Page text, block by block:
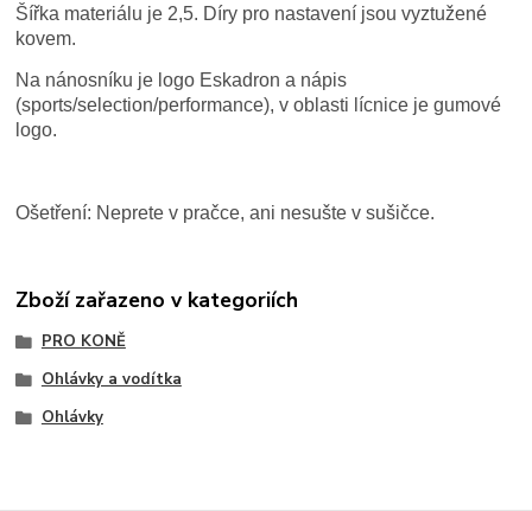
Šířka materiálu je 2,5. Díry pro nastavení jsou vyztužené
kovem.
Na nánosníku je logo Eskadron a nápis
(sports/selection/performance), v oblasti lícnice je gumové
logo.
Ošetření: Neprete v pračce, ani nesušte v sušičce.
Zboží zařazeno v kategoriích
PRO KONĚ
Ohlávky a vodítka
Ohlávky